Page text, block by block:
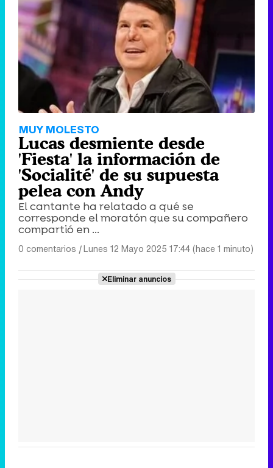
MUY MOLESTO
Lucas desmiente desde
'Fiesta' la información de
'Socialité' de su supuesta
pelea con Andy
El cantante ha relatado a qué se
corresponde el moratón que su compañero
compartió en ...
0 comentarios |Lunes 12 Mayo 2025 17:44 (hace 1 minuto)
Eliminar anuncios